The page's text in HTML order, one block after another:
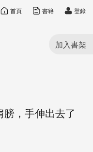
目錄
，手伸出去了
首頁 書籍 登錄